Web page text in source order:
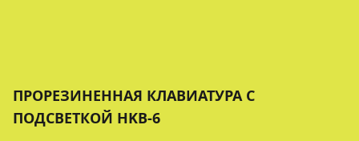
ПРОРЕЗИНЕННАЯ КЛАВИАТУРА С
ПОДСВЕТКОЙ HKB-6